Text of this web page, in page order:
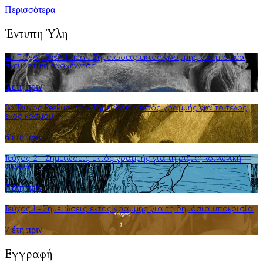
Περισσότερα
Έντυπη Ύλη
4o Τεύχος ResPublica – Σημειώσεις εκτός γραμμής για μια νέα
πνευματική αναγέννηση
5 έτη πριν
3o Τεύχος ResPublica – Σημειώσεις εκτός γραμμής για το τέλος
ενός κόσμου
6 έτη πριν
Τεύχος 2 – Σημειώσεις εκτός γραμμής για τη ριζική κοινωνική
αλλαγή
7 έτη πριν
Τεύχος 1 – Σημειώσεις εκτός γραμμής για τη δημόσια υποκρισία
7 έτη πριν
Εγγραφή